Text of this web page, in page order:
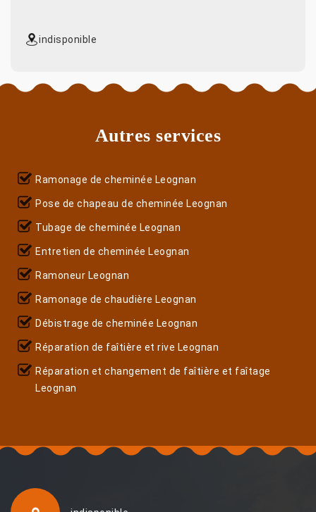
indisponible
Autres services
Ramonage de cheminée Leognan
Pose de chapeau de cheminée Leognan
Tubage de cheminée Leognan
Entretien de cheminée Leognan
Ramoneur Leognan
Ramonage de chaudière Leognan
Débistrage de cheminée Leognan
Réparation de faîtière et rive Leognan
Réparation et changement de faîtière et faîtage
Leognan